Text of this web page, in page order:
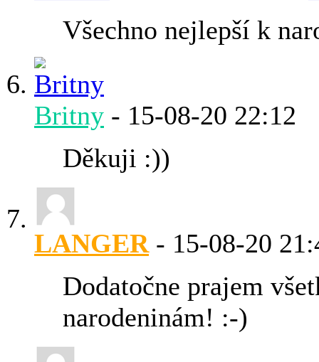
Všechno nejlepší k
Britny - 15-08-20 22:12
Děkuji :))
LANGER- 15-08-20
Dodatočne prajem
narodeninám! :-)